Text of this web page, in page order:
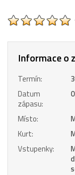
Informace o
Termín:
Datum
zápasu:
Místo:
Kurt:
Vstupenky: